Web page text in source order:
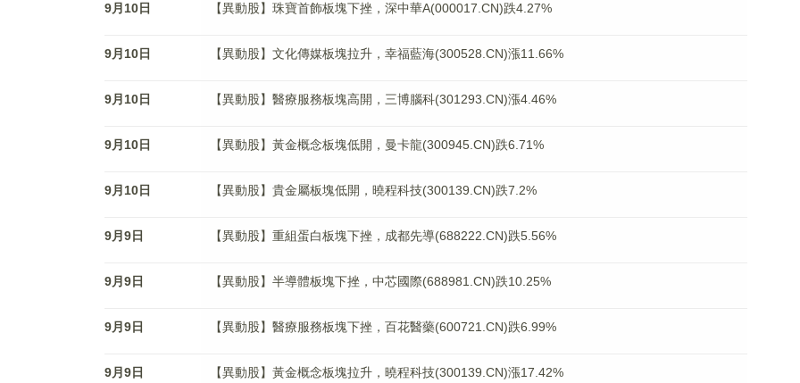
9月10日 【異動股】珠寶首飾板塊下挫，深中華A(000017.CN)跌4.27%
9月10日 【異動股】文化傳媒板塊拉升，幸福藍海(300528.CN)漲11.66%
9月10日 【異動股】醫療服務板塊高開，三博腦科(301293.CN)漲4.46%
9月10日 【異動股】黃金概念板塊低開，曼卡龍(300945.CN)跌6.71%
9月10日 【異動股】貴金屬板塊低開，曉程科技(300139.CN)跌7.2%
9月9日 【異動股】重組蛋白板塊下挫，成都先導(688222.CN)跌5.56%
9月9日 【異動股】半導體板塊下挫，中芯國際(688981.CN)跌10.25%
9月9日 【異動股】醫療服務板塊下挫，百花醫藥(600721.CN)跌6.99%
9月9日 【異動股】黃金概念板塊拉升，曉程科技(300139.CN)漲17.42%